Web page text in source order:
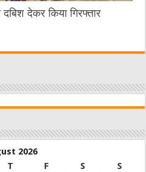
देकर किया गिरफ्तार
2026
T F S
S